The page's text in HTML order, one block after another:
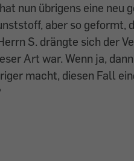
nun übrigens eine neu
aber so geformt,
S. drängte sich der
Art war. Wenn ja,
macht, diesen Fall